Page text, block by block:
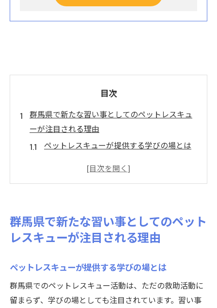
目次
群馬県で新たな習い事としてのペットレスキュ
ーが注目される理由
ペットレスキューが提供する学びの場とは
群馬県の地域資源を活かしたペットレスキ
ペットレスキュー活動を通じたスキルの向
上
意義
地域社会との連携が生む新しい学びの可能
性
群馬県で新たな習い事としてのペット
レスキューが注目される理由
ペットレスキューが提供する学びの場とは
群馬県でのペットレスキュー活動は、ただの救助活動に
留まらず、学びの場としても注目されています。習い事